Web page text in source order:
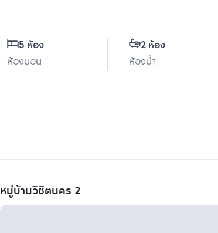
5 ห้อง
ห้องนอน
2 ห้อง
ห้องน้ำ
หมู่บ้านวิชิตนคร 2